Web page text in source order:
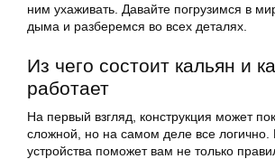
ним ухаживать. Давайте погрузимся в
дыма и разберемся во всех деталях.
Из чего состоит кальян и
работает
На первый взгляд, конструкция может
сложной, но на самом деле все
устройства поможет вам не только